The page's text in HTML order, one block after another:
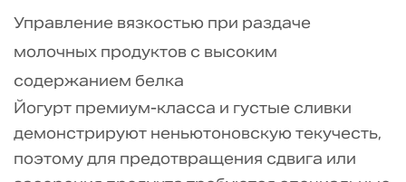
Управление вязкостью при раздаче
молочных продуктов с высоким
содержанием белка
Йогурт премиум-класса и густые сливки
демонстрируют неньютоновскую текучесть,
поэтому для предотвращения сдвига или